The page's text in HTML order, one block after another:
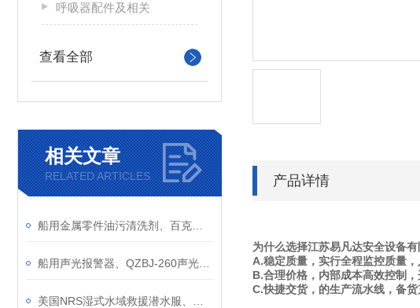
呼吸器配件及相关
查看全部
相关文章
RELATED ARTICLES 产品详情
为什么选择江苏易凡达安全设备
A.稳定质量，实行全程监控质量
B.合理价格，内部成本高效控制
C.快捷交货，的生产流水线，备